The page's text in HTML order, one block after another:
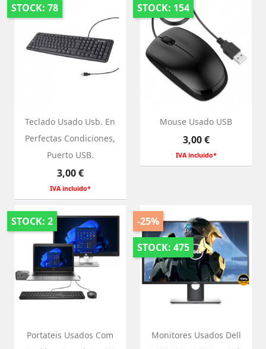
STOCK: 78
Teclado Usado Usb. En
Perfectas Condiciones,
Puerto USB.
Preço
3,00 €
IVA incluido*
STOCK: 154
Mouse Usado USB
Preço
3,00 €
IVA incluido*
STOCK: 2
Portateis Usados Com
-25%
STOCK: 475
Monitores Usados ​​Dell